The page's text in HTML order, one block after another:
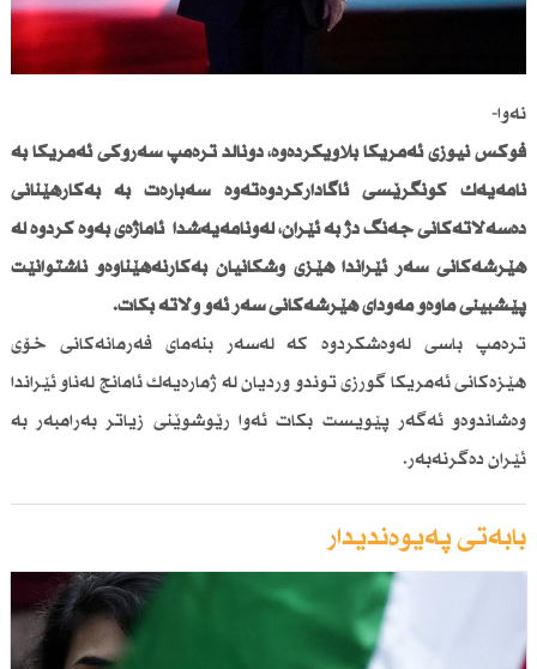
نەوا-
فۆكس نیوزی ئەمریكا بڵاویكردەوە، دۆناڵد ترەمپ سەرۆكی ئەمریكا بە
نامەیەك كۆنگرێسی ئاگاداركردوەتەوە سەبارەت بە بەكارهێنانی
دەسەڵاتەكانی جەنگ دژ بە ئێران، لەونامەیەشدا ئاماژەی بەوە كردوە لە
هێرشەكانی سەر ئێراندا هێزی وشكانیان بەكارنەهێناوەو ناشتوانێت
پێشبینی ماوەو مەودای هێرشەكانی سەر ئەو وڵاتە بكات.
ترەمپ باسی لەوەشكردوە كە لەسەر بنەمای فەرمانەكانی خۆی
هێزەكانی ئەمریكا گورزی توندو وردیان لە ژمارەیەك ئامانج لەناو ئێراندا
وەشاندوەو ئەگەر پێویست بكات ئەوا رێوشوێنی زیاتر بەرامبەر بە
ئێران دەگرنەبەر.
بابەتی پەیوەندیدار